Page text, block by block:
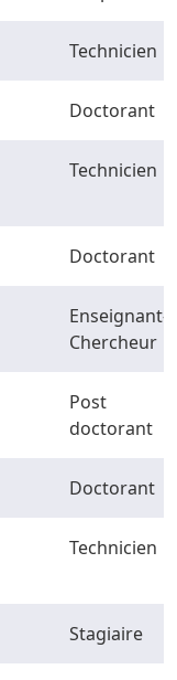
Technicien
Doctorant
Technicien
Doctorant
Enseignant-
Chercheur
Post
doctorant
Doctorant
Technicien
Stagiaire